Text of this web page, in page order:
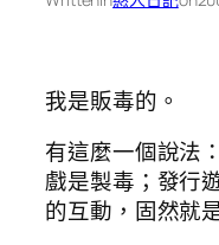
我是販毒的。
有這麼一個說法
戲是製毒；發行
的互動，固然就